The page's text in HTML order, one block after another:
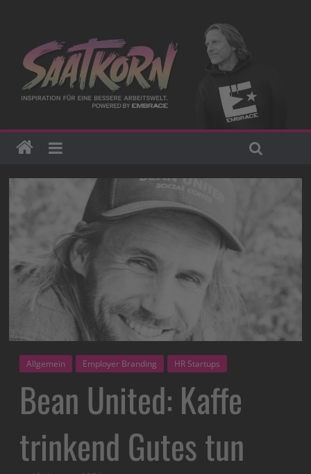
Allgemein Employer Branding HR Startups
Bean United: Kaffe
trinkend Gutes tun